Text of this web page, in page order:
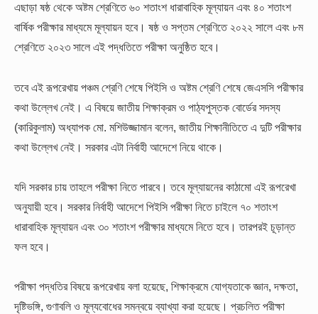
এছাড়া ষষ্ঠ থেকে অষ্টম শ্রেণিতে ৬০ শতাংশ ধারাবাহিক মূল্যায়ন এবং ৪০ শতাংশ
বার্ষিক পরীক্ষার মাধ্যমে মূল্যায়ন হবে। ষষ্ঠ ও সপ্তম শ্রেণিতে ২০২২ সালে এবং ৮ম
শ্রেণিতে ২০২৩ সালে এই পদ্ধতিতে পরীক্ষা অনুষ্ঠিত হবে।
তবে এই রূপরেখায় পঞ্চম শ্রেণি শেষে পিইসি ও অষ্টম শ্রেণি শেষে জেএসসি পরীক্ষার
কথা উল্লেখ নেই। এ বিষয়ে জাতীয় শিক্ষাক্রম ও পাঠ্যপুস্তক বোর্ডের সদস্য
(কারিকুলাম) অধ্যাপক মো. মশিউজ্জামান বলেন, জাতীয় শিক্ষানীতিতে এ দুটি পরীক্ষার
কথা উল্লেখ নেই। সরকার এটা নির্বাহী আদেশে নিয়ে থাকে।
যদি সরকার চায় তাহলে পরীক্ষা নিতে পারবে। তবে মূল্যায়নের কাঠামো এই রূপরেখা
অনুযায়ী হবে। সরকার নির্বাহী আদেশে পিইসি পরীক্ষা নিতে চাইলে ৭০ শতাংশ
ধারাবাহিক মূল্যায়ন এবং ৩০ শতাংশ পরীক্ষার মাধ্যমে নিতে হবে। তারপরই চূড়ান্ত
ফল হবে।
পরীক্ষা পদ্ধতির বিষয়ে রূপরেখায় বলা হয়েছে, শিক্ষাক্রমে যোগ্যতাকে জ্ঞান, দক্ষতা,
দৃষ্টিভঙ্গি, গুণাবলি ও মূল্যবোধের সমন্বয়ে ব্যাখ্যা করা হয়েছে। প্রচলিত পরীক্ষা